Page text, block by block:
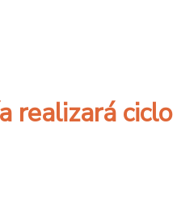
de innovación
realizará